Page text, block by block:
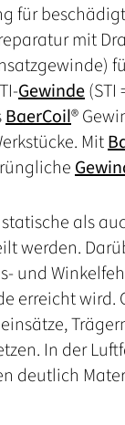
für
mit
Gewinde(STI
BaerCoil®
Mit
als
werden.
und
erreicht wird.
In der
deutlich